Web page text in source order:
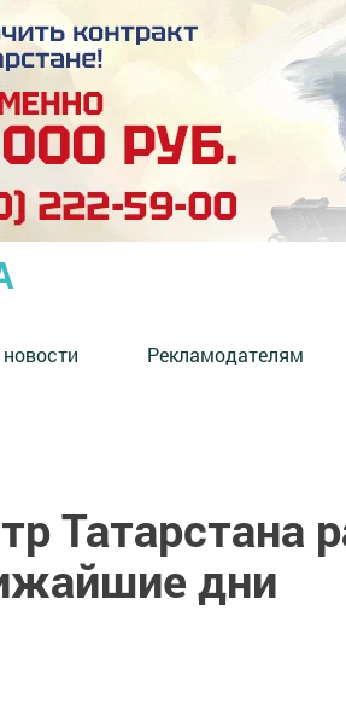
Рекламодателям
Татарстана
дни